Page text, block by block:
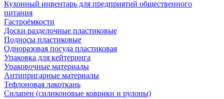
Кухонный инвентарь для предприятий общественного
питания
Гастроёмкости
Доски разделочные пластиковые
Подносы пластиковые
Одноразовая посуда пластиковая
Упаковка для кейтеринга
Упаковочные материалы
Антипригарные материалы
Тефлоновая лакоткань
Силапен (силиконовые коврики и рулоны)